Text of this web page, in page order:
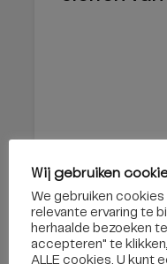
CULTUUR
Wij gebruiken
We gebruiken
relevante ervaring te
herhaalde bezoeken
accepteren" te
ALLE cookies. U kunt